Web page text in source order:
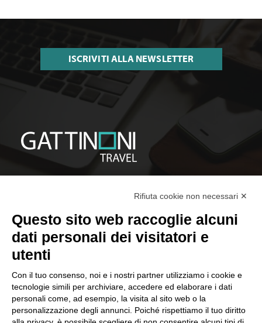
ISCRIVITI ALLA NEWSLETTER
CONTATTACI
Telefono:+39 02 39 864 867
Orari:Lun-Ven 09-19 / Sab 09-13
GATTINONI TRAVEL NETWORK S.R.L.
C.F. e P.I. 02713750137
Rifiuta cookie non necessari ✕
Questo sito web raccoglie alcuni
dati personali dei visitatori e
utenti
Con il tuo consenso, noi e i nostri partner utilizziamo i cookie e
tecnologie simili per archiviare, accedere ed elaborare i dati
personali come, ad esempio, la visita al sito web o la
personalizzazione degli annunci. Poiché rispettiamo il tuo diritto